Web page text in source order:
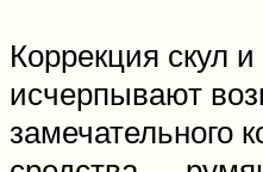
Коррекция скул
исчерпывают
замечательного